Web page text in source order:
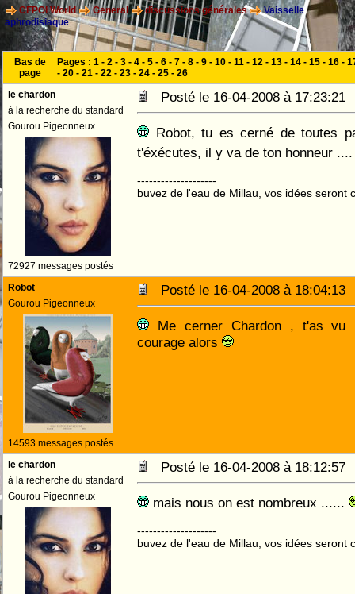
CFPOI World General discussions générales
Vaisselle
aphrodisiaque
Bas de
page
Pages : 1 - 2 - 3 - 4 - 5 - 6 - 7 - 8 - 9 - 10 - 11 - 12 - 13 - 14 - 15 - 16 -
- 20 - 21 - 22 - 23 - 24 - 25 - 26
le chardon
à la recherche du standard
Gourou Pigeonneux
72927 messages postés
Posté le 16-04-2008 à
Robot, tu es cerné de toutes
t'éxécutes, il y va de ton honneur
--------------------
buvez de l'eau de Millau, vos idées seront
Robot
Gourou Pigeonneux
14593 messages postés
Posté le 16-04-2008 à
Me cerner Chardon , t'as vu
courage alors
le chardon
à la recherche du standard
Gourou Pigeonneux
Posté le 16-04-2008 à
mais nous on est nombreux ......
--------------------
buvez de l'eau de Millau, vos idées seront